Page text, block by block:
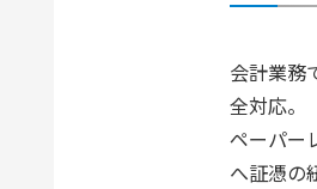
会計業務
全対応。
ペーパー
へ証憑の